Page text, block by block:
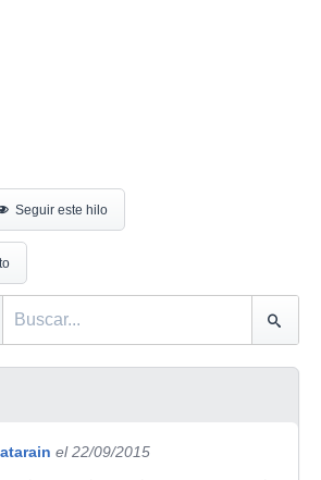
Seguir este hilo
el 22/09/2015